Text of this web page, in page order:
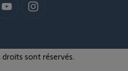
sont réservés.